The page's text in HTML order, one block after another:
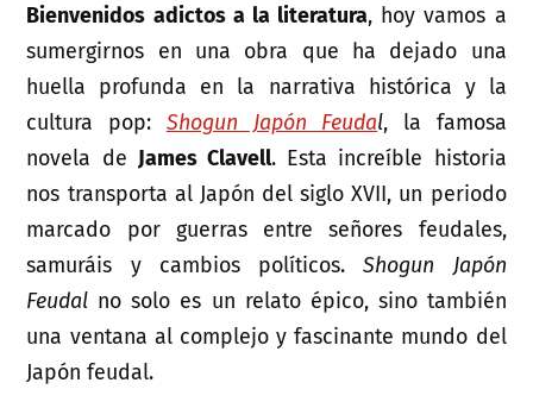
Bienvenidos adictos a la literatura, hoy vamos a
sumergirnos en una obra que ha dejado una
huella profunda en la narrativa histórica y la
cultura pop: Shogun Japón Feudal, la famosa
novela de James Clavell. Esta increíble historia
nos transporta al Japón del siglo XVII, un periodo
marcado por guerras entre señores feudales,
samuráis y cambios políticos.Shogun Japón
Feudal no solo es un relato épico, sino también
una ventana al complejo y fascinante mundo del
Japón feudal.